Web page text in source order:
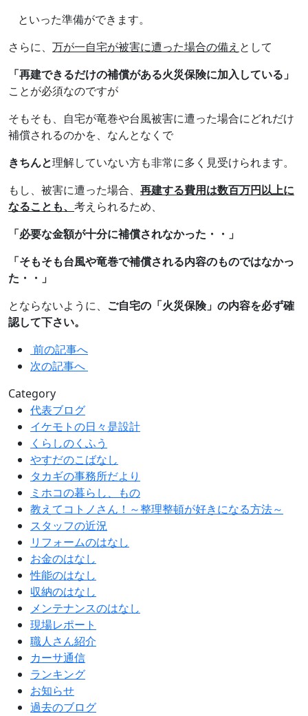
といった準備ができます。
さらに、 万が一自宅が被害に遭った場合の備え として
「再建できるだけの補償がある火災保険に加入している」
ことが必須なのですが
そもそも、自宅が竜巻や台風被害に遭った場合にどれだけ
補償されるのかを、なんとなくで
きちんと理解していない方も非常に多く見受けられます。
もし、被害に遭った場合、 再建する費用は数百万円以上に
なることも、 考えられるため、
「必要な金額が十分に補償されなかった・・」
「そもそも台風や竜巻で補償される内容のものではなかっ
た・・」
とならないように、 ご自宅の「火災保険」の内容を必ず確
認して下さい。
前の記事へ
次の記事へ
Category
代表ブログ
イケモトの日々是設計
くらしのくふう
やすだのこばなし
タカギの事務所だより
ミホコの暮らし、もの
教えてコトノさん！～整理整頓が好きになる方法～
スタッフの近況
リフォームのはなし
お金のはなし
性能のはなし
収納のはなし
メンテナンスのはなし
現場レポート
職人さん紹介
カーサ通信
ランキング
お知らせ
過去のブログ